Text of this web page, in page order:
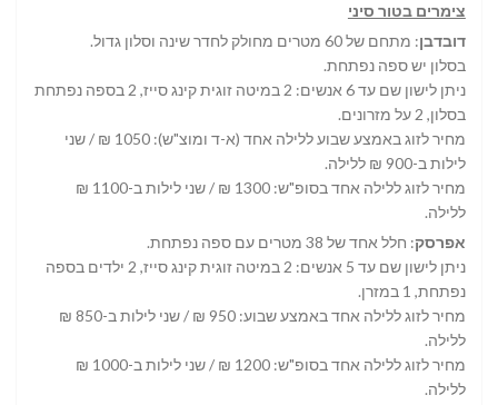
צימרים בטור סיני
דובדבן: מתחם של 60 מטרים מחולק לחדר שינה וסלון גדול.
בסלון יש ספה נפתחת.
ניתן לישון שם עד 6 אנשים: 2 במיטה זוגית קינג סייז, 2 בספה נפתחת
בסלון, 2 על מזרונים.
מחיר לזוג באמצע שבוע ללילה אחד (א-ד ומוצ"ש): 1050 ₪ / שני
לילות ב-900 ₪ ללילה.
מחיר לזוג ללילה אחד בסופ"ש: 1300 ₪ / שני לילות ב-1100 ₪
ללילה.
אפרסק: חלל אחד של 38 מטרים עם ספה נפתחת.
ניתן לישון שם עד 5 אנשים: 2 במיטה זוגית קינג סייז, 2 ילדים בספה
נפתחת, 1 במזרן.
מחיר לזוג ללילה אחד באמצע שבוע: 950 ₪ / שני לילות ב-850 ₪
ללילה.
מחיר לזוג ללילה אחד בסופ"ש: 1200 ₪ / שני לילות ב-1000 ₪
ללילה.